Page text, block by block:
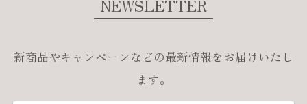
NEWSLETTER
新商品やキャンペーンなどの最新情報をお届けいたし
ます。